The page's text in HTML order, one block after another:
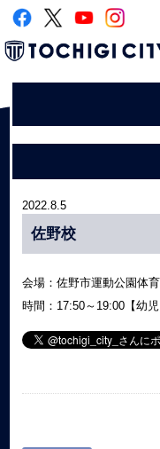
2022.8.5
佐野校
会場：佐野市運動公園体
時間：17:50～19:00【幼児